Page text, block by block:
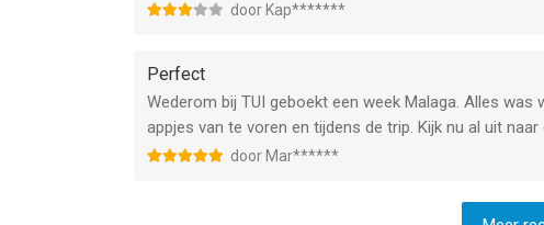
door Kap*******
Perfect
Wederom bij TUI geboekt een week Malaga. Alles
appjes van te voren en tijdens de trip. Kijk nu al uit
door Mar******